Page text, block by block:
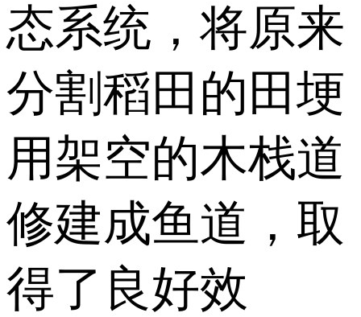
态系统，将原来
分割稻田的田埂
用架空的木栈道
修建成鱼道，取
得了良好效